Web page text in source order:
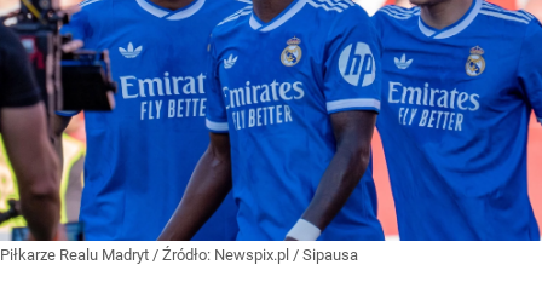
Piłkarze Realu Madryt / Źródło: Newspix.pl / Sipausa